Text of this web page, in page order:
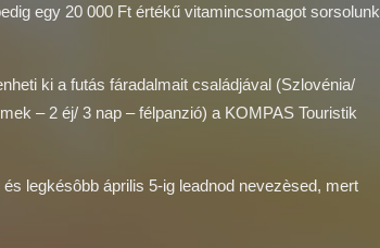
egy 20 000 Ft értékű vitamincsomagot sorsolunk
ki a futás fáradalmait családjával (Szlovénia/
– 2 éj/ 3 nap – félpanzió) a KOMPAS Touristik
legkésôbb április 5-ig leadnod nevezèsed, mert